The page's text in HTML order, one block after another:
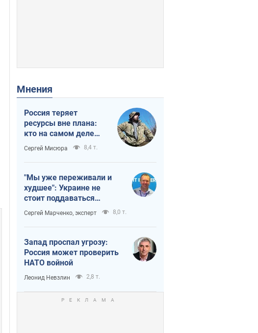
Мнения
Россия теряет
ресурсы вне плана:
кто на самом деле
диктует темп войны
Сергей Мисюра 8,4 т.
"Мы уже переживали и
худшее": Украине не
стоит поддаваться
отчаянию из-за
ракетного террора
Сергей Марченко, эксперт 8,0 т.
Запад проспал угрозу:
Россия может проверить
НАТО войной
Леонид Невзлин 2,8 т.